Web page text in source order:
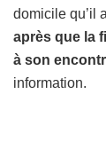
domicile qu’il
après que la
à son
information.